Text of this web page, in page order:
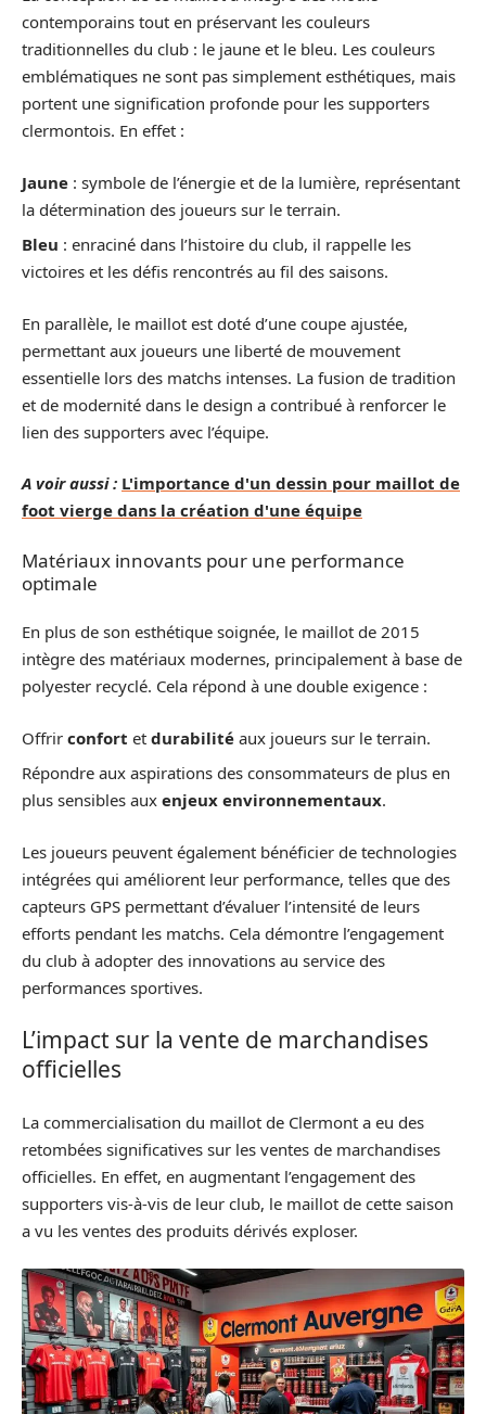
contemporains tout en préservant les couleurs
traditionnelles du club : le jaune et le bleu. Les couleurs
emblématiques ne sont pas simplement esthétiques, mais
portent une signification profonde pour les supporters
clermontois. En effet :
Jaune : symbole de l’énergie et de la lumière, représentant
la détermination des joueurs sur le terrain.
Bleu : enraciné dans l’histoire du club, il rappelle les
victoires et les défis rencontrés au fil des saisons.
En parallèle, le maillot est doté d’une coupe ajustée,
permettant aux joueurs une liberté de mouvement
essentielle lors des matchs intenses. La fusion de tradition
et de modernité dans le design a contribué à renforcer le
lien des supporters avec l’équipe.
A voir aussi : L'importance d'un dessin pour maillot de
foot vierge dans la création d'une équipe
Matériaux innovants pour une performance
optimale
En plus de son esthétique soignée, le maillot de 2015
intègre des matériaux modernes, principalement à base de
polyester recyclé. Cela répond à une double exigence :
Offrir confort et durabilité aux joueurs sur le terrain.
Répondre aux aspirations des consommateurs de plus en
plus sensibles aux enjeux environnementaux.
Les joueurs peuvent également bénéficier de technologies
intégrées qui améliorent leur performance, telles que des
capteurs GPS permettant d’évaluer l’intensité de leurs
efforts pendant les matchs. Cela démontre l’engagement
du club à adopter des innovations au service des
performances sportives.
L’impact sur la vente de marchandises
officielles
La commercialisation du maillot de Clermont a eu des
retombées significatives sur les ventes de marchandises
officielles. En effet, en augmentant l’engagement des
supporters vis-à-vis de leur club, le maillot de cette saison
a vu les ventes des produits dérivés exploser.